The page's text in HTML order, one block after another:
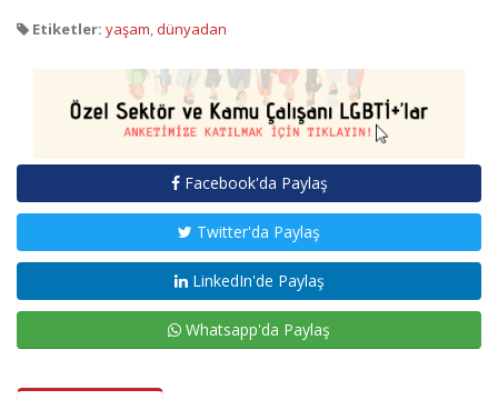
Etiketler: yaşam,dünyadan
Facebook'da Paylaş
Twitter'da Paylaş
LinkedIn'de Paylaş
Whatsapp'da Paylaş